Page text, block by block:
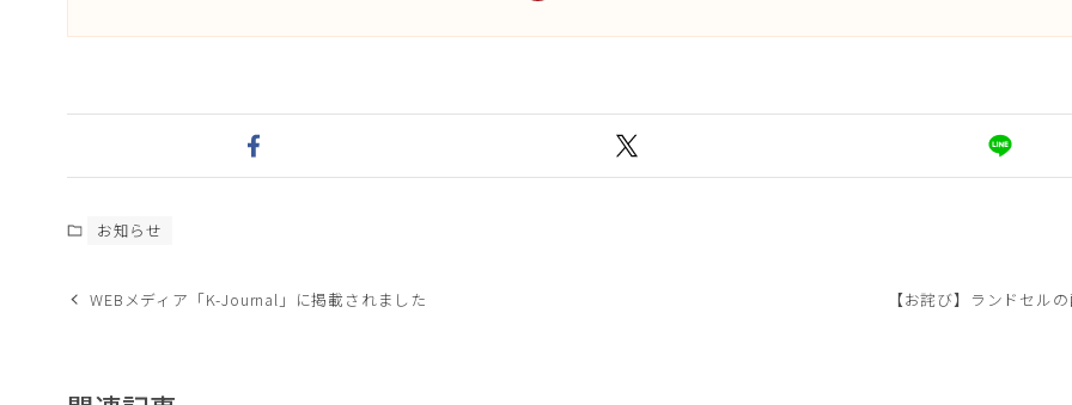
お知らせ
WEBメディア「K-Journal」に掲載されました 【お詫び】ランドセル